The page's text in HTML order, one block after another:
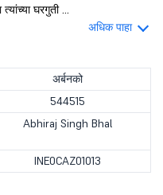
घरगुती ...
अधिक पाहा
अर्बनको
544515
Abhiraj Singh Bhal
INE0CAZ01013